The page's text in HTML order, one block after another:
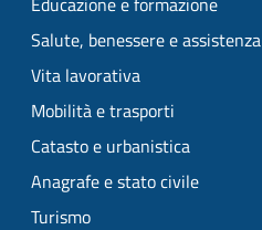
Salute, benessere e assistenza
Vita lavorativa
Mobilità e trasporti
Catasto e urbanistica
Anagrafe e stato civile
Turismo